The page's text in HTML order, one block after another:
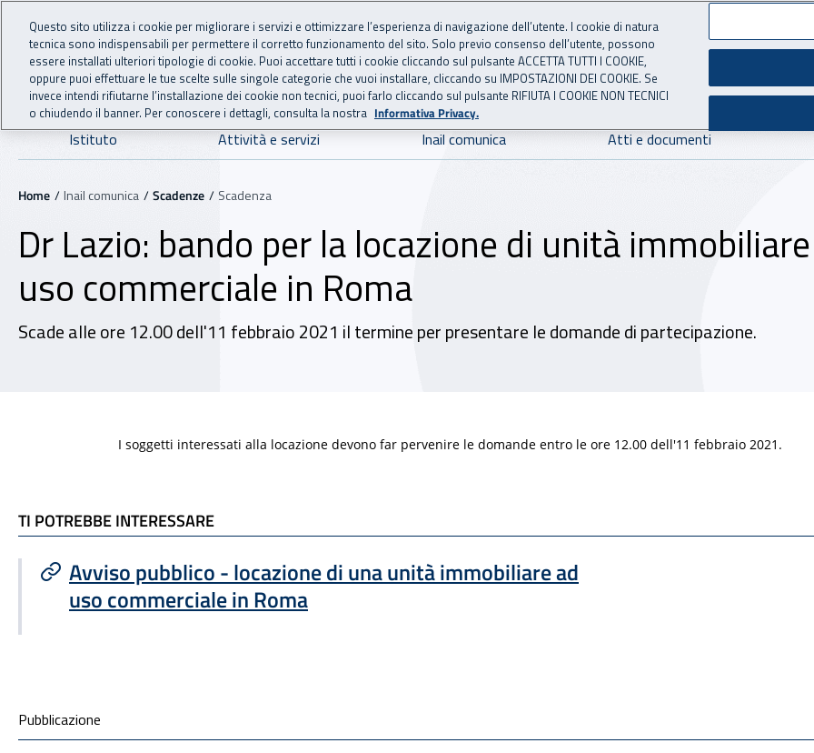
Vai al menu principale
Vai al contenuto principale
INAIL - Istituto Nazionale per l'Assicurazione
Navigazione principale
Istituto Attività e servizi Inail comunica Atti e documenti
Navigazione - Ti trovi in:
Home Inail comunica Scadenze Scadenza
Dr Lazio: bando per la locazione di unità
uso commerciale in Roma
Scade alle ore 12.00 dell'11 febbraio 2021 il termine per presentare le domande di partecipazione.
I soggetti interessati alla locazione devono far pervenire le domande entro le ore 12.00 dell'11 febbraio 2021.
TI POTREBBE INTERESSARE
TI POTREBBE INTERESSARE
Avviso pubblico - locazione di una unità immobiliare ad
uso commerciale in Roma
Condivisione social
Pubblicazione
Questo sito utilizza i cookie per migliorare i servizi e ottimizzare l’esperienza di navigazione dell’utente. I cookie di natura
tecnica sono indispensabili per permettere il corretto funzionamento del sito. Solo previo consenso dell’utente, possono
essere installati ulteriori tipologie di cookie. Puoi accettare tutti i cookie cliccando sul pulsante ACCETTA TUTTI I COOKIE,
oppure puoi effettuare le tue scelte sulle singole categorie che vuoi installare, cliccando su IMPOSTAZIONI DEI COOKIE. Se
invece intendi rifiutarne l’installazione dei cookie non tecnici, puoi farlo cliccando sul pulsante RIFIUTA I COOKIE NON TECNICI
o chiudendo il banner. Per conoscere i dettagli, consulta la nostra Informativa Privacy.